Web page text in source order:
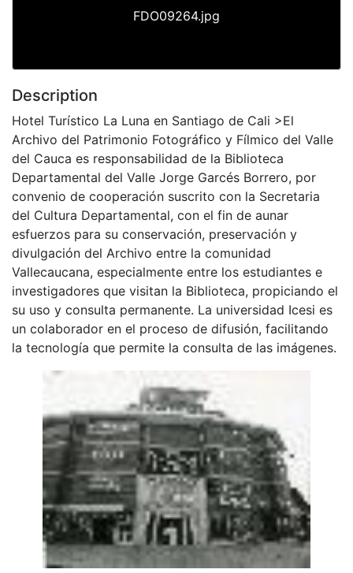
FDO09264.jpg
Description
Hotel Turístico La Luna en Santiago de Cali >El
Archivo del Patrimonio Fotográfico y Fílmico del Valle
del Cauca es responsabilidad de la Biblioteca
Departamental del Valle Jorge Garcés Borrero, por
convenio de cooperación suscrito con la Secretaria
del Cultura Departamental, con el fin de aunar
esfuerzos para su conservación, preservación y
divulgación del Archivo entre la comunidad
Vallecaucana, especialmente entre los estudiantes e
investigadores que visitan la Biblioteca, propiciando el
su uso y consulta permanente. La universidad Icesi es
un colaborador en el proceso de difusión, facilitando
la tecnología que permite la consulta de las imágenes.